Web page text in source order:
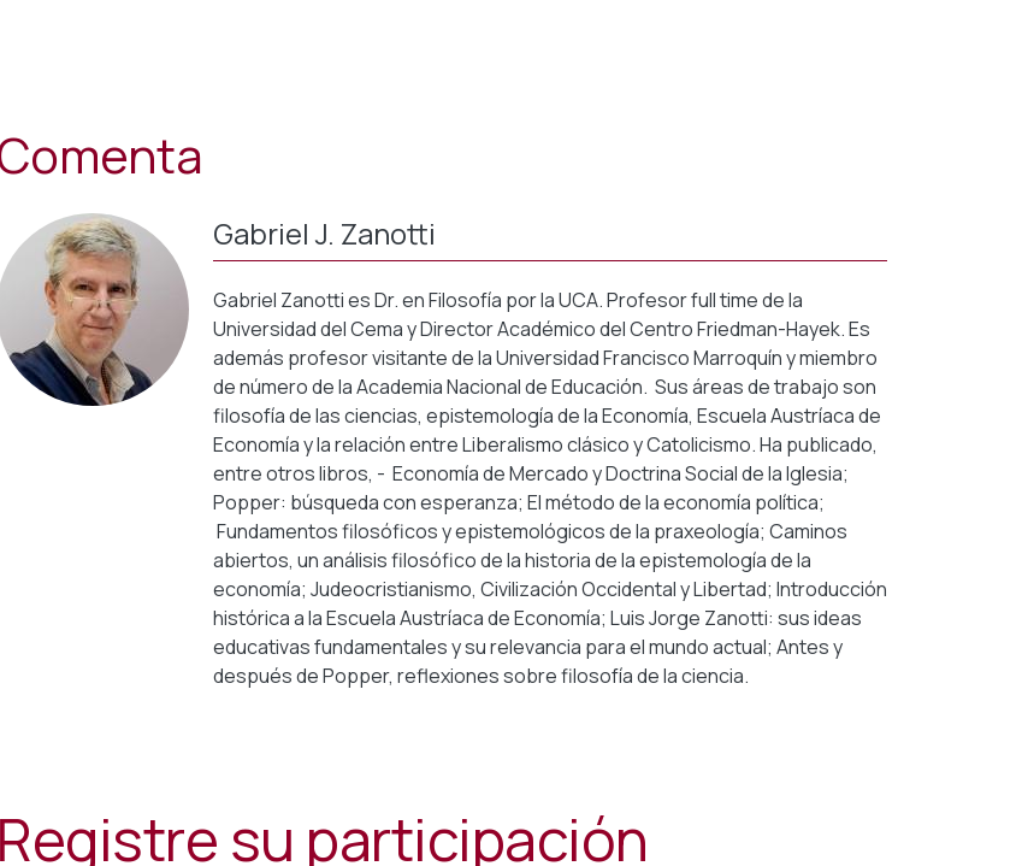
Gabriel J. Zanotti
Gabriel Zanotti es Dr. en Filosofía por la UCA. Profesor full time de la
Universidad del Cema y Director Académico del Centro Friedman-Hayek. Es
además profesor visitante de la Universidad Francisco Marroquín y miembro
de número de la Academia Nacional de Educación. Sus áreas de trabajo son
filosofía de las ciencias, epistemología de la Economía, Escuela Austríaca de
Economía y la relación entre Liberalismo clásico y Catolicismo. Ha publicado,
entre otros libros, - Economía de Mercado y Doctrina Social de la Iglesia;
Popper: búsqueda con esperanza; El método de la economía política;
Fundamentos filosóficos y epistemológicos de la praxeología; Caminos
abiertos, un análisis filosófico de la historia de la epistemología de la
economía; Judeocristianismo, Civilización Occidental y Libertad; Introducción
histórica a la Escuela Austríaca de Economía; Luis Jorge Zanotti: sus ideas
educativas fundamentales y su relevancia para el mundo actual; Antes y
después de Popper, reflexiones sobre filosofía de la ciencia.
Registre su participación